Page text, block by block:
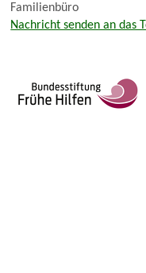
Familienbüro
Nachricht senden an das